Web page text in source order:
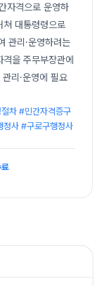
자격으로 운영하
쳐 대통령령으로
관리·운영하려는
을 주무부장관에
리·운영에 필요
차 #민간자격증구
정사 #구로구행정사